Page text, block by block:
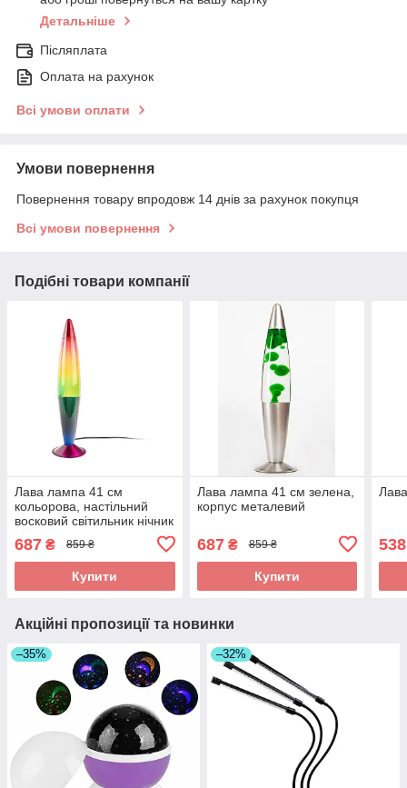
Детальніше
Післяплата
Оплата на рахунок
Всі умови оплати
Умови повернення
Повернення товару впродовж 14 днів за рахунок покупця
Всі умови повернення
Подібні товари компанії
Лава лампа 41 см
кольорова, настільний
восковий світильник нічник
687 ₴ 859 ₴
Купити
Лава лампа 41 см зелена,
корпус металевий
687₴ 859 ₴
Купити
538
Акційні пропозиції та новинки
–35% –32%